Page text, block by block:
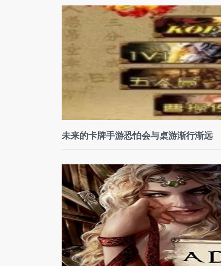
未来的卡牌手游恐怕会与桌游渐行渐远